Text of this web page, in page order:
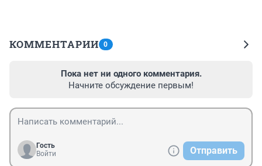
КОММЕНТАРИИ 0
Пока нет ни одного комментария.
Начните обсуждение первым!
Гость
Войти
Отправить